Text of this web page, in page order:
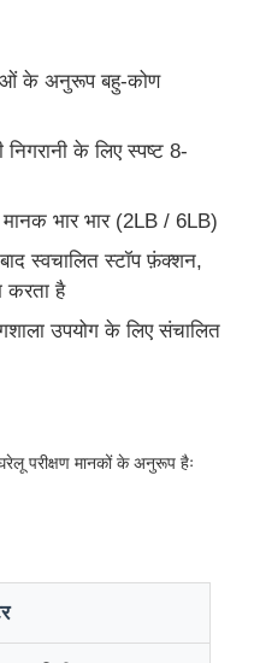
के अनुरूप बहु-कोण
के लिए स्पष्ट 8-
मानक भार भार (2LB / 6LB)
स्वचालित स्टॉप फ़ंक्शन,
है
उपयोग के लिए संचालित
परीक्षण मानकों के अनुरूप हैः